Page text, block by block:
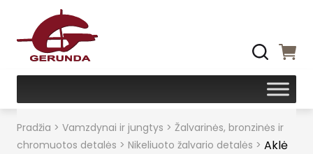
Pradžia > Vamzdynai ir jungtys > Žalvarinės, bronzinės ir
chromuotos detalės > Nikeliuoto žalvario detalės > Aklė